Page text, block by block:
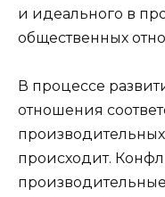
и идеального в
общественных
В процессе
отношения
происходит.